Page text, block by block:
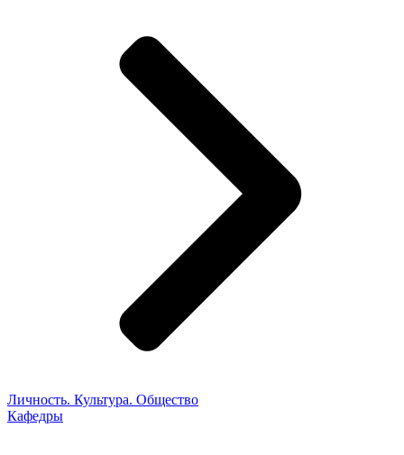
Личность. Культура. Общество
Кафедры